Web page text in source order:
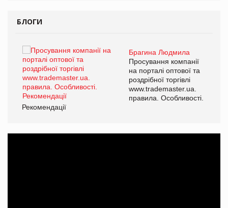
БЛОГИ
Брагина Людмила
Просування компанії
на порталі оптової та
роздрібної торгівлі
www.trademaster.ua.
правила. Особливості.
Рекомендації